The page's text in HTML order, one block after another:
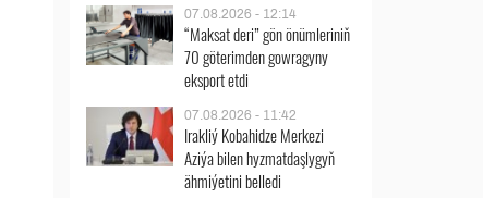
07.08.2026 - 12:14
“Maksat deri” gön önümleriniň
70 göterimden gowragyny
eksport etdi
07.08.2026 - 11:42
Irakliý Kobahidze Merkezi
Aziýa bilen hyzmatdaşlygyň
ähmiýetini belledi